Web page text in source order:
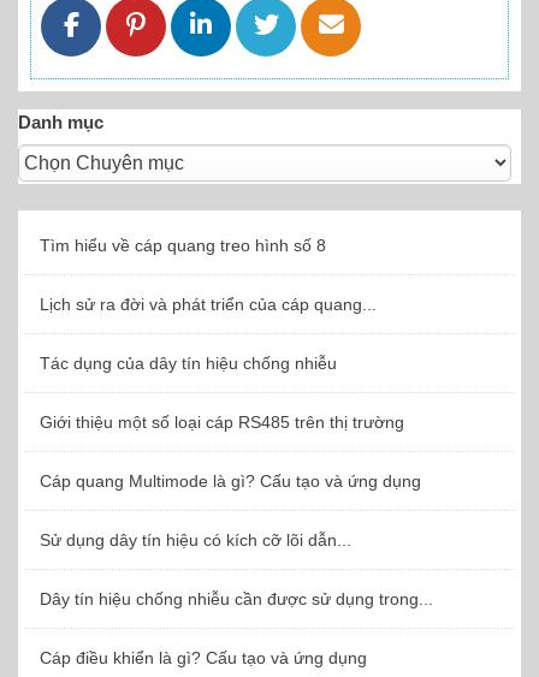
Danh mục
Tìm hiểu về cáp quang treo hình số 8
Lịch sử ra đời và phát triển của cáp quang...
Tác dụng của dây tín hiệu chống nhiễu
Giới thiệu một số loại cáp RS485 trên thị trường
Cáp quang Multimode là gì? Cấu tạo và ứng dụng
Sử dụng dây tín hiệu có kích cỡ lõi dẫn...
Dây tín hiệu chống nhiễu cần được sử dụng trong...
Cáp điều khiển là gì? Cấu tạo và ứng dụng